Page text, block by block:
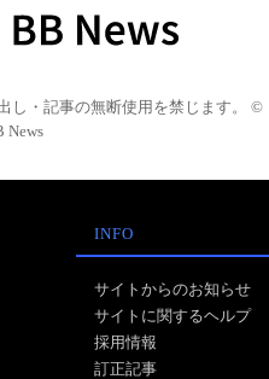
し・記事の無断使用を禁じます。 ©
News
INFO
サイトからのお知らせ
サイトに関するヘルプ
採用情報
訂正記事